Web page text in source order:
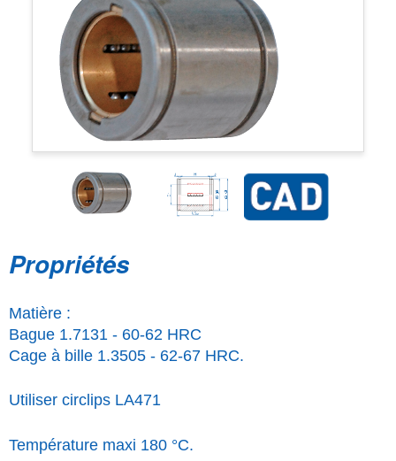
Propriétés
Matière :
Bague 1.7131 - 60-62 HRC
Cage à bille 1.3505 - 62-67 HRC.
Utiliser circlips LA471
Température maxi 180 °C.